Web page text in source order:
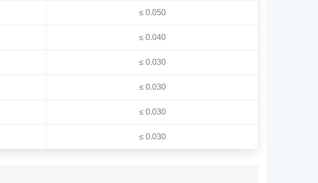
≤ 0.050
≤ 0.040
≤ 0.030
≤ 0.030
≤ 0.030
≤ 0.030